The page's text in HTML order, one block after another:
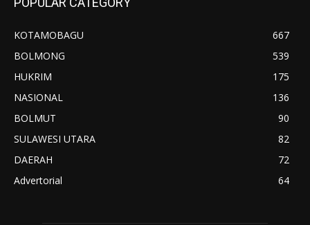
KOTAMOBAGU
667
BOLMONG
539
HUKRIM
175
NASIONAL
136
BOLMUT
90
SULAWESI UTARA
82
DAERAH
72
Advertorial
64